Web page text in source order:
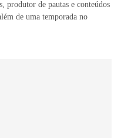
produtor de pautas e conteúdos
de uma temporada no